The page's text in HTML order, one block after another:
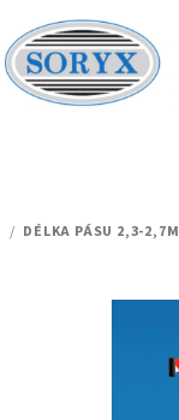
/ DÉLKA PÁSU 2,3-2,7M